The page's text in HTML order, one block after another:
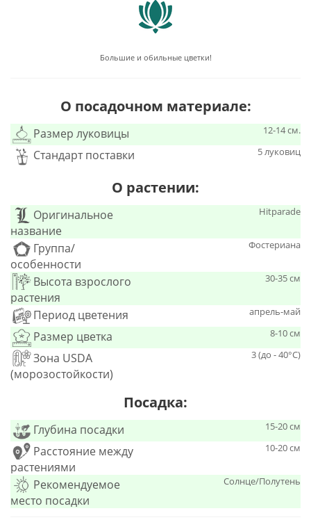
Большие и обильные цветки!
О посадочном материале:
Размер луковицы 12-14 см.
Стандарт поставки 5 луковиц
О растении:
Оригинальное
название
Hitparade
Группа/
особенности
Фостериана
Высота взрослого
растения
30-35 см
Период цветения апрель-май
Размер цветка 8-10 см
Зона USDA
(морозостойкости)
3 (до - 40°С)
Посадка:
Глубина посадки 15-20 см
Расстояние между
растениями
10-20 см
Рекомендуемое
место посадки
Солнце/Полутень